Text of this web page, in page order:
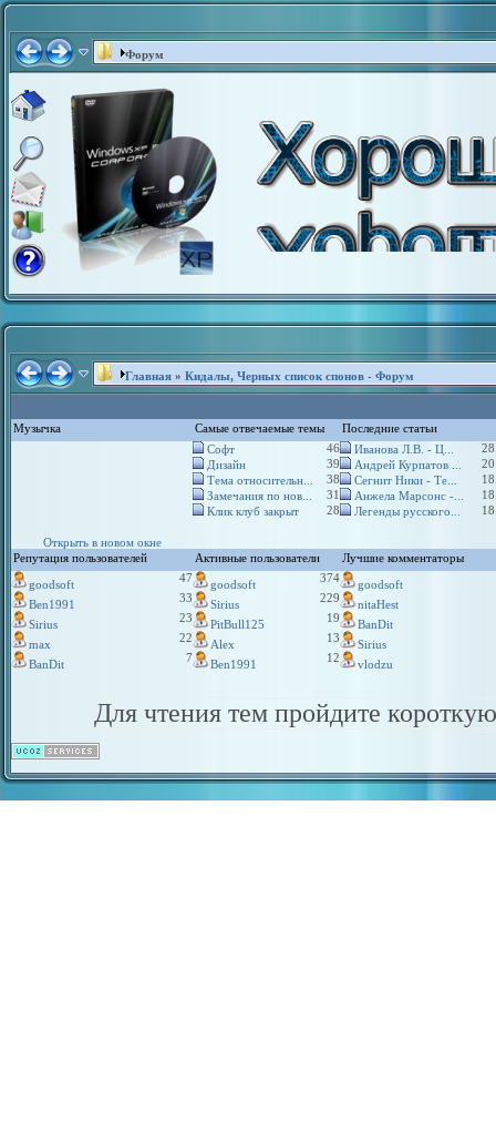
Форум
Главная » Кидалы, Черных список спонов - Форум
Музычка Самые отвечаемые темы Последние статьи
Открыть в новом окне
Софт
46
Дизайн
39
Тема относительн...
38
Замечания по нов...
31
Клик клуб закрыт
28
Иванова Л.В. - Ц...
Андрей Курпатов ...
Сегнит Ники - Те...
Анжела Марсонс -...
Легенды русского...
Репутация пользователей Активные пользователи
Лучшие комментаторы
goodsoft
47
Ben1991
33
Sirius
23
max
22
BanDit
7
goodsoft
374
Sirius
229
PitBull125
19
Alex
13
Ben1991
12
goodsoft
nitaHest
BanDit
Sirius
vlodzu
Для чтения тем пройдите короткую